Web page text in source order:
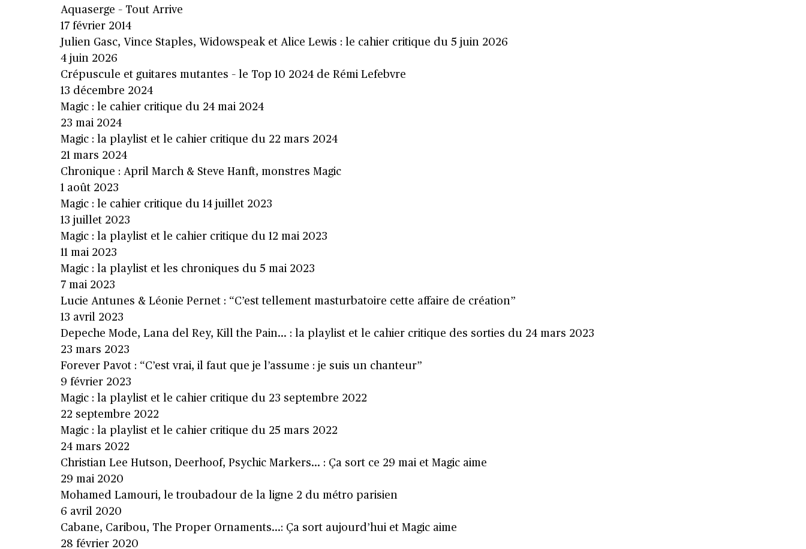
Aquaserge – Tout Arrive
17 février 2014
Julien Gasc, Vince Staples, Widowspeak et Alice Lewis : le cahier critique du 5 juin 2026
4 juin 2026
Crépuscule et guitares mutantes – le Top 10 2024 de Rémi Lefebvre
13 décembre 2024
Magic : le cahier critique du 24 mai 2024
23 mai 2024
Magic : la playlist et le cahier critique du 22 mars 2024
21 mars 2024
Chronique : April March & Steve Hanft, monstres Magic
1 août 2023
Magic : le cahier critique du 14 juillet 2023
13 juillet 2023
Magic : la playlist et le cahier critique du 12 mai 2023
11 mai 2023
Magic : la playlist et les chroniques du 5 mai 2023
7 mai 2023
Lucie Antunes & Léonie Pernet : “C’est tellement masturbatoire cette affaire de création”
13 avril 2023
Depeche Mode, Lana del Rey, Kill the Pain… : la playlist et le cahier critique des sorties du 24 mars 2023
23 mars 2023
Forever Pavot : “C’est vrai, il faut que je l’assume : je suis un chanteur”
9 février 2023
Magic : la playlist et le cahier critique du 23 septembre 2022
22 septembre 2022
Magic : la playlist et le cahier critique du 25 mars 2022
24 mars 2022
Christian Lee Hutson, Deerhoof, Psychic Markers… : Ça sort ce 29 mai et Magic aime
29 mai 2020
Mohamed Lamouri, le troubadour de la ligne 2 du métro parisien
6 avril 2020
Cabane, Caribou, The Proper Ornaments…: Ça sort aujourd’hui et Magic aime
28 février 2020